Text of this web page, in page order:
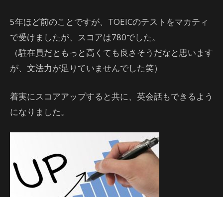
5年ほど前のことですが、TOEICのテストをマカティ
で受けましたが、スコアは780でした。
（駐在員だともっと高くても良さそうだなと思います
が、文法力が足りていませんでした笑）
着実にスコアアップすると共に、英会話もできるよう
になりました。